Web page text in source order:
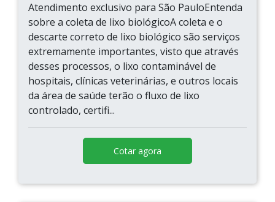
Atendimento exclusivo para São PauloEntenda
sobre a coleta de lixo biológicoA coleta e o
descarte correto de lixo biológico são serviços
extremamente importantes, visto que através
desses processos, o lixo contaminável de
hospitais, clínicas veterinárias, e outros locais
da área de saúde terão o fluxo de lixo
controlado, certifi...
Cotar agora